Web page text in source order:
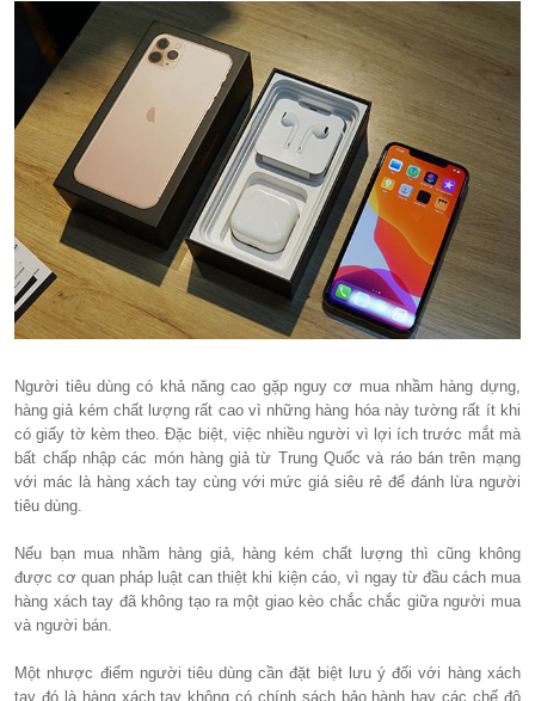
Người tiêu dùng có khả năng cao gặp nguy cơ mua nhầm hàng dựng,
hàng giả kém chất lượng rất cao vì những hàng hóa này tường rất ít khi
có giấy tờ kèm theo. Đặc biệt, việc nhiều người vì lợi ích trước mắt mà
bất chấp nhập các món hàng giả từ Trung Quốc và ráo bán trên mạng
với mác là hàng xách tay cùng với mức giá siêu rẻ để đánh lừa người
tiêu dùng.
Nếu bạn mua nhầm hàng giả, hàng kém chất lượng thì cũng không
được cơ quan pháp luật can thiệt khi kiện cáo, vì ngay từ đầu cách mua
hàng xách tay đã không tạo ra một giao kèo chắc chắc giữa người mua
và người bán.
Một nhược điểm người tiêu dùng cần đặt biệt lưu ý đối với hàng xách
tay đó là hàng xách tay không có chính sách bảo hành hay các chế độ